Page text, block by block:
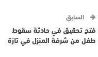
السابق
فتح تحقيق في حادثة سقوط
طفل من شرفة المنزل في تازة